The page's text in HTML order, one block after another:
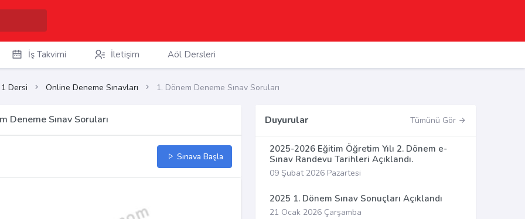
İş Takvimi İletişim Aöl Dersleri
Dersi Online Deneme Sınavları 1. Dönem Deneme Sınav Soruları
Deneme Sınav Soruları
Sınava Başla
Duyurular Tümünü Gör
2025-2026 Eğitim Öğretim Yılı 2. Dönem e-
Sınav Randevu Tarihleri Açıklandı.
09 Şubat 2026 Pazartesi
2025 1. Dönem Sınav Sonuçları Açıklandı
21 Ocak 2026 Çarşamba